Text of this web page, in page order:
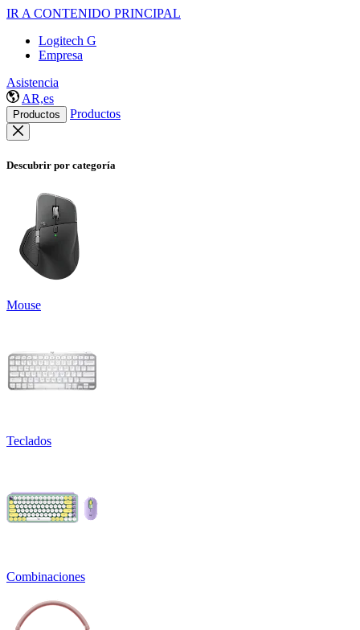
IR A CONTENIDO PRINCIPAL
Logitech G
Empresa
Asistencia
AR,es
Productos Productos
Descubrir por categoría
Mouse
Teclados
Combinaciones